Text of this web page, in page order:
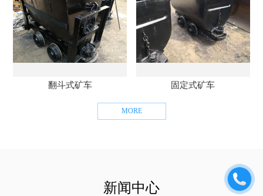
翻斗式矿车 固定式矿车
MORE
新闻中心